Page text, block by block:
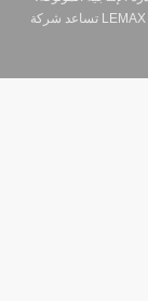
تساعد شركة LEMAX العملاء على بناء علامات تجارية تنافسية لتخزين الطاقة في